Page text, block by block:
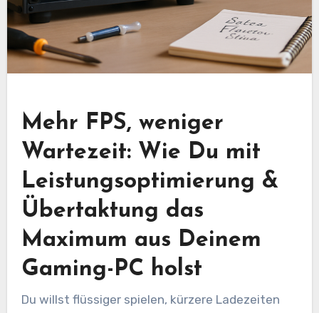
Mehr FPS, weniger
Wartezeit: Wie Du mit
Leistungsoptimierung &
Übertaktung das
Maximum aus Deinem
Gaming-PC holst
Du willst flüssiger spielen, kürzere Ladezeiten